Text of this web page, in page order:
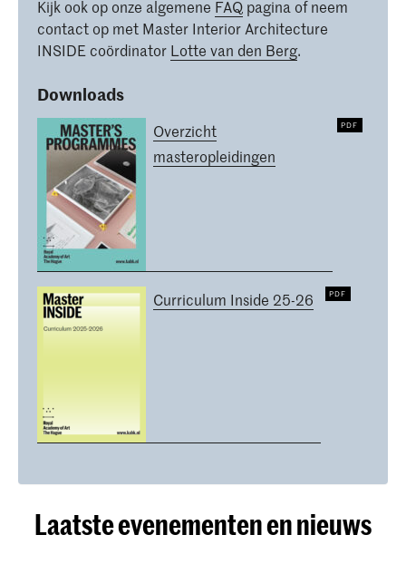
Kijk ook op onze algemene FAQ pagina of neem
contact op met Master Interior Architecture
INSIDE coördinator Lotte van den Berg.
Downloads
Overzicht
masteropleidingen
Curriculum Inside 25-26
Laatste evenementen en nieuws